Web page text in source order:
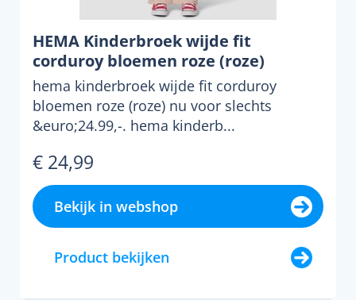
HEMA Kinderbroek wijde fit
corduroy bloemen roze (roze)
hema kinderbroek wijde fit corduroy
bloemen roze (roze) nu voor slechts
&euro;24.99,-. hema kinderb...
€ 24,99
Bekijk in webshop
Product bekijken